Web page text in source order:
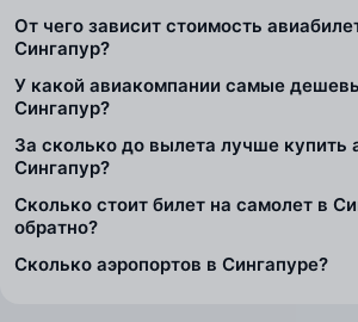
От чего зависит стоимость
Сингапур?
У какой авиакомпании самые
Сингапур?
За сколько до вылета лучше купить
Сингапур?
Сколько стоит билет на самолет в
обратно?
Сколько аэропортов в Сингапуре?